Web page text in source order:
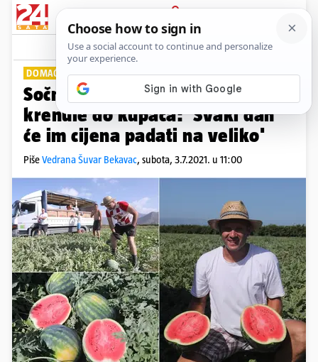
PRIJAVA
Lifestyle Komentari
DOMAĆE JE DOMAĆE PLUS+
Sočne lubenice s Neretve su
krenule do kupaca: 'Svaki dan
će im cijena padati na veliko'
PišeVedrana Šuvar Bekavac, subota, 3.7.2021. u 11:00